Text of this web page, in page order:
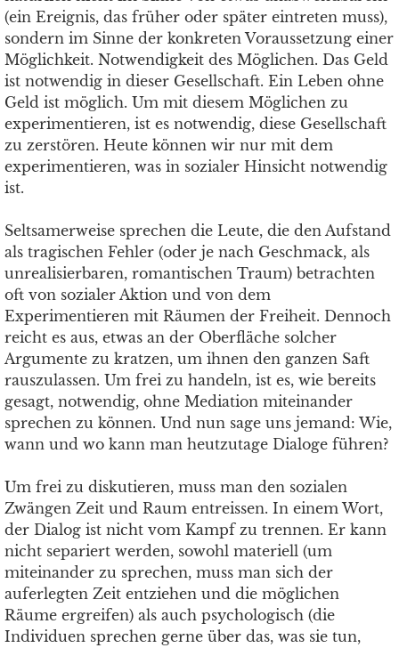
(ein Ereignis, das früher oder später eintreten muss),
sondern im Sinne der konkreten Voraussetzung einer
Möglichkeit. Notwendigkeit des Möglichen. Das Geld
ist notwendig in dieser Gesellschaft. Ein Leben ohne
Geld ist möglich. Um mit diesem Möglichen zu
experimentieren, ist es notwendig, diese Gesellschaft
zu zerstören. Heute können wir nur mit dem
experimentieren, was in sozialer Hinsicht notwendig
ist.
Seltsamerweise sprechen die Leute, die den Aufstand
als tragischen Fehler (oder je nach Geschmack, als
unrealisierbaren, romantischen Traum) betrachten
oft von sozialer Aktion und von dem
Experimentieren mit Räumen der Freiheit. Dennoch
reicht es aus, etwas an der Oberfläche solcher
Argumente zu kratzen, um ihnen den ganzen Saft
rauszulassen. Um frei zu handeln, ist es, wie bereits
gesagt, notwendig, ohne Mediation miteinander
sprechen zu können. Und nun sage uns jemand: Wie,
wann und wo kann man heutzutage Dialoge führen?
Um frei zu diskutieren, muss man den sozialen
Zwängen Zeit und Raum entreissen. In einem Wort,
der Dialog ist nicht vom Kampf zu trennen. Er kann
nicht separiert werden, sowohl materiell (um
miteinander zu sprechen, muss man sich der
auferlegten Zeit entziehen und die möglichen
Räume ergreifen) als auch psychologisch (die
Individuen sprechen gerne über das, was sie tun,